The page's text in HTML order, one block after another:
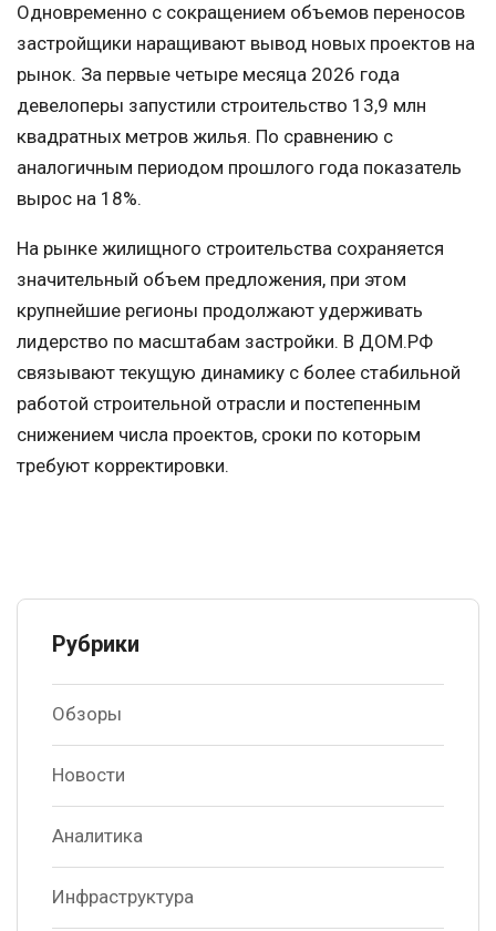
Одновременно с сокращением объемов переносов
застройщики наращивают вывод новых проектов на
рынок. За первые четыре месяца 2026 года
девелоперы запустили строительство 13,9 млн
квадратных метров жилья. По сравнению с
аналогичным периодом прошлого года показатель
вырос на 18%.
На рынке жилищного строительства сохраняется
значительный объем предложения, при этом
крупнейшие регионы продолжают удерживать
лидерство по масштабам застройки. В ДОМ.РФ
связывают текущую динамику с более стабильной
работой строительной отрасли и постепенным
снижением числа проектов, сроки по которым
требуют корректировки.
Рубрики
Обзоры
Новости
Аналитика
Инфраструктура